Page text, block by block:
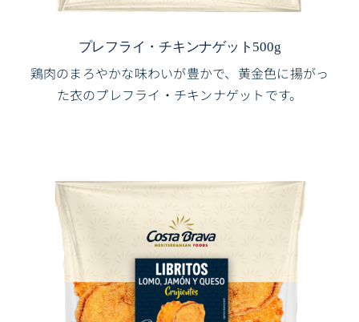
プレフライ・チキンナゲット500g
鶏肉のまろやかな味わいが豊かで、黄金色に揚がっ
た衣のプレフライ・チキンナゲットです。